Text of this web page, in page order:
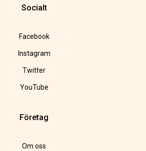
Socialt
Facebook
Instagram
Twitter
YouTube
Företag
Om oss